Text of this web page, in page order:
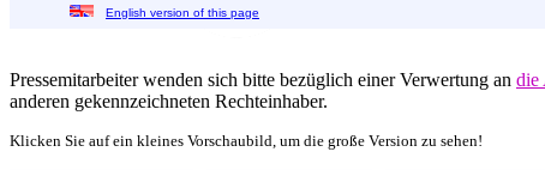
English version of this page
Pressemitarbeiter wenden sich bitte bezüglich einer Verwertung an die
anderen gekennzeichneten Rechteinhaber.
Klicken Sie auf ein kleines Vorschaubild, um die große Version zu sehen!